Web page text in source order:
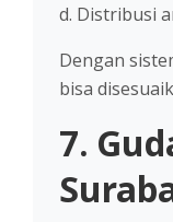
d. Distribusi
Dengan
bisa
7.